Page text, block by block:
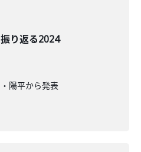
り返る2024
陽平から発表